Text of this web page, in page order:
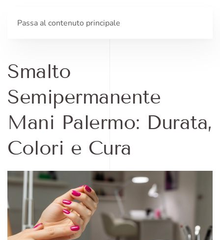
Passa al contenuto principale
Smalto
Semipermanente
Mani Palermo: Durata,
Colori e Cura